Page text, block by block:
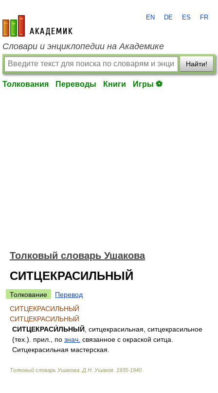
academic.ru
EN DE ES FR
Словари и энциклопедии на Академике
Найти!
Толкования Переводы Книги Игры ⚽
Толковый словарь Ушакова
СИТЦЕКРАСИЛЬНЫЙ
Толкование
Перевод
СИТЦЕКРАСИЛЬНЫЙ
СИТЦЕКРАСИЛЬНЫЙ
СИТЦЕКРАСИ́ЛЬНЫЙ , ситцекрасильная, ситцекрасильное
(тех.). прил., по знач. связанное с окраской ситца.
Ситцекрасильная мастерская.
Толковый словарь Ушакова Д.Н. Ушаков. 1935-1940